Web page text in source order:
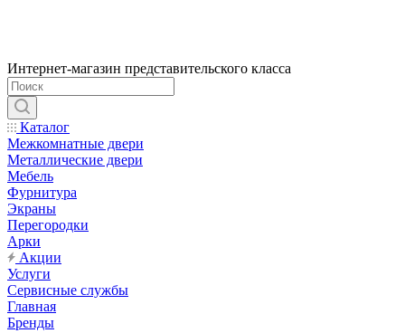
Интернет-магазин представительского класса
Каталог
Межкомнатные двери
Металлические двери
Мебель
Фурнитура
Экраны
Перегородки
Арки
Акции
Услуги
Сервисные службы
Главная
Бренды